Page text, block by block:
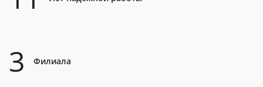
3 Филиала